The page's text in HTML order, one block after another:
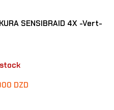
SENSIBRAID 4X -Vert-
DZD